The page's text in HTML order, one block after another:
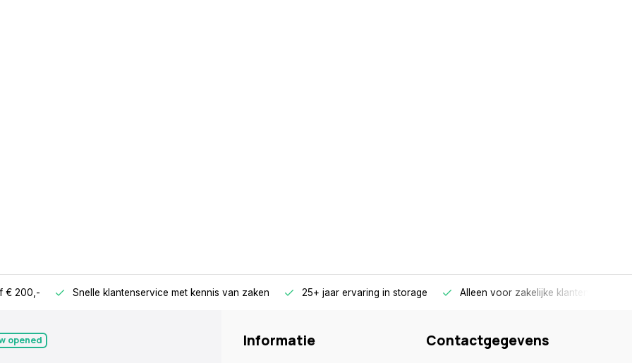
€ 200,- Snelle klantenservice met kennis van zaken 25+ jaar ervaring in storage Alleen voor zakelijke klanten
opened Informatie Contactgegevens